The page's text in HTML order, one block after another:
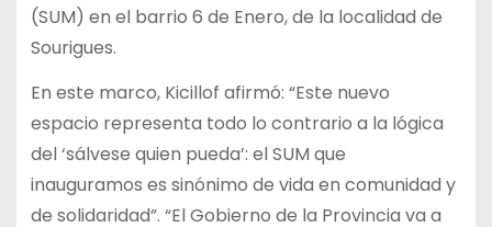
(SUM) en el barrio 6 de Enero, de la localidad de
Sourigues.
En este marco, Kicillof afirmó: “Este nuevo
espacio representa todo lo contrario a la lógica
del ‘sálvese quien pueda’: el SUM que
inauguramos es sinónimo de vida en comunidad y
de solidaridad”. “El Gobierno de la Provincia va a